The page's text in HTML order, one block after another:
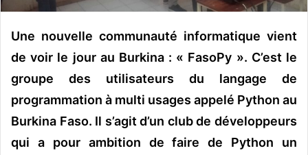
u
r
i
Une nouvelle communauté informatique vient
de voir le jour au Burkina : « FasoPy ». C’est le
groupe des utilisateurs du langage de
programmation à multi usages appelé Python au
Burkina Faso. Il s’agit d’un club de développeurs
qui a pour ambition de faire de Python un